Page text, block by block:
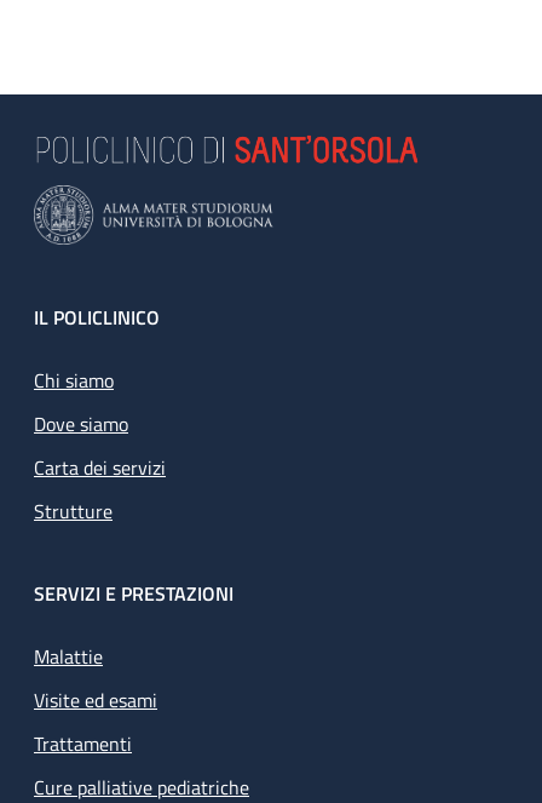
Footer
IL POLICLINICO
Chi siamo
Dove siamo
Carta dei servizi
Strutture
SERVIZI E PRESTAZIONI
Malattie
Visite ed esami
Trattamenti
Cure palliative pediatriche